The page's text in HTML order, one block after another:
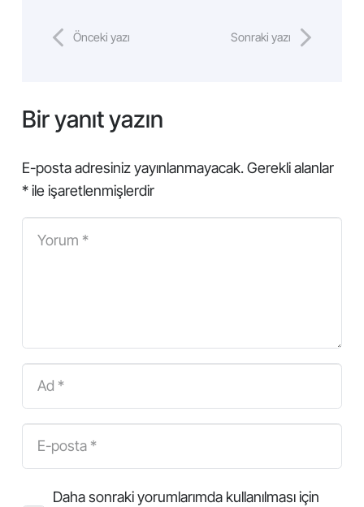
Önceki yazı Sonraki yazı
Bir yanıt yazın
E-posta adresiniz yayınlanmayacak.Gerekli alanlar
*ile işaretlenmişlerdir
Daha sonraki yorumlarımda kullanılması için